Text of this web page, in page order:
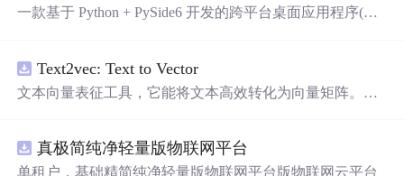
及原创授权声明。Node.js 18+ 可直接运行，零第三方运行
一款基于 Python + PySide6 开发的跨平台桌面应用程序(支
景下的发票 软件架构 前端框架: PySide6 (Qt 跨平台 GUI 框
架) PDF 处理: PyMuPDF (fitz) 编程语言: Python 3 打包工具:
内自由选择排版布局 双模式处理：普通模式（保留PDF矢
量信息和发票监制章）、图像模式（高精度图片转换） 打
Text2vec: Text to Vector
文本向量表征工具，它能将文本高效转化为向量矩阵。该
用的特性。
真极简纯净轻量版物联网平台
单租户，基础精简纯净轻量版物联网平台版物联网云平台